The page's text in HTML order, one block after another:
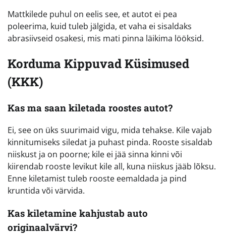
Mattkilede puhul on eelis see, et autot ei pea
poleerima, kuid tuleb jälgida, et vaha ei sisaldaks
abrasiivseid osakesi, mis mati pinna läikima lööksid.
Korduma Kippuvad Küsimused
(KKK)
Kas ma saan kiletada roostes autot?
Ei, see on üks suurimaid vigu, mida tehakse. Kile vajab
kinnitumiseks siledat ja puhast pinda. Rooste sisaldab
niiskust ja on poorne; kile ei jää sinna kinni või
kiirendab rooste levikut kile all, kuna niiskus jääb lõksu.
Enne kiletamist tuleb rooste eemaldada ja pind
kruntida või värvida.
Kas kiletamine kahjustab auto
originaalvärvi?